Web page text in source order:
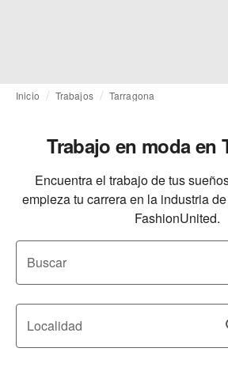
Inicio Trabajos Tarragona
Trabajo en moda en
Encuentra el trabajo de tus
empieza tu carrera en la industria
FashionUnited.
Buscar
Localidad